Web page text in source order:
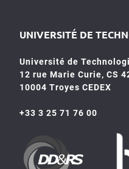
UNIVERSITÉ DE
Université de
12 rue Marie Curie, CS
10004 Troyes CEDEX
+33 3 25 71 76 00